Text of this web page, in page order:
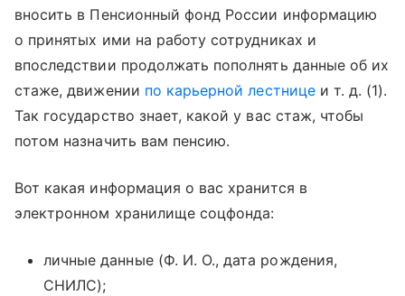
вносить в Пенсионный фонд России информацию
о принятых ими на работу сотрудниках и
впоследствии продолжать пополнять данные об их
стаже, движении по карьерной лестницеи т. д. (1).
Так государство знает, какой у вас стаж, чтобы
потом назначить вам пенсию.
Вот какая информация о вас хранится в
электронном хранилище соцфонда:
личные данные (Ф. И. О., дата рождения,
СНИЛС);